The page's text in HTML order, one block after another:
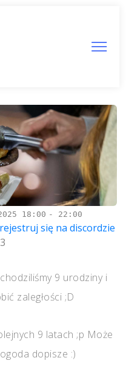
18:00 22:00
się na discordzie
9 urodziny i
zaległości ;D
9 latach ;p Może
dopisze :)